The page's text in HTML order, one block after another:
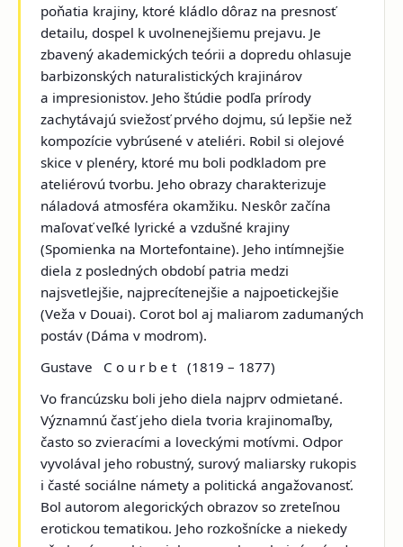
poňatia krajiny, ktoré kládlo dôraz na presnosť
detailu, dospel k uvolnenejšiemu prejavu. Je
zbavený akademických teórii a dopredu ohlasuje
barbizonských naturalistických krajinárov
a impresionistov. Jeho štúdie podľa prírody
zachytávajú sviežosť prvého dojmu, sú lepšie než
kompozície vybrúsené v ateliéri. Robil si olejové
skice v plenéry, ktoré mu boli podkladom pre
ateliérovú tvorbu. Jeho obrazy charakterizuje
náladová atmosféra okamžiku. Neskôr začína
maľovať veľké lyrické a vzdušné krajiny
(Spomienka na Mortefontaine). Jeho intímnejšie
diela z posledných období patria medzi
najsvetlejšie, najprecítenejšie a najpoetickejšie
(Veža v Douai). Corot bol aj maliarom zadumaných
postáv (Dáma v modrom).
Gustave C o u r b e t (1819 – 1877)
Vo francúzsku boli jeho diela najprv odmietané.
Významnú časť jeho diela tvoria krajinomaľby,
často so zvieracími a loveckými motívmi. Odpor
vyvolával jeho robustný, surový maliarsky rukopis
i časté sociálne námety a politická angažovanosť.
Bol autorom alegorických obrazov so zreteľnou
erotickou tematikou. Jeho rozkošnícke a niekedy